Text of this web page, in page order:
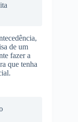
de um
fazer a
que tenha